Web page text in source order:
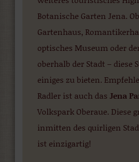
Botanische Garten Jena.
Gartenhaus,
optisches Museum oder
oberhalb der Stadt – diese
einiges zu bieten.
Radler ist auch das Jena
Volkspark Oberaue. Diese
inmitten des quirligen
ist einzigartig!